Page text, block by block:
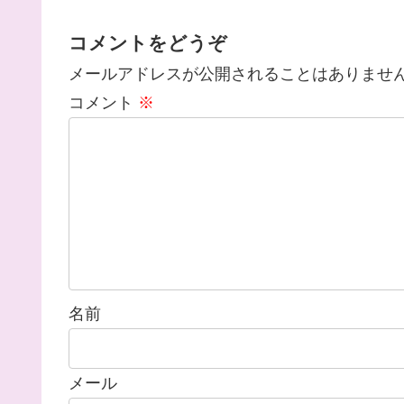
コメントをどうぞ
メールアドレスが公開されることはありませ
コメント ※
名前
メール